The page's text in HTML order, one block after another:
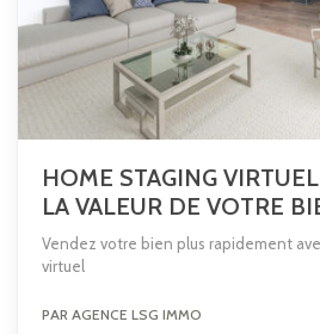
HOME STAGING
LA VALEUR DE VOTRE
Vendez votre bien plus rapidement
virtuel
PAR AGENCE LSG IMMO